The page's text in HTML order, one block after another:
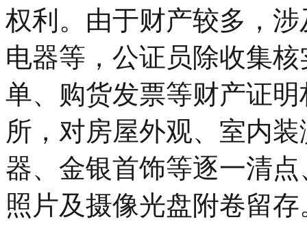
权利。由于财产较多，
电器等，公证员除收集
单、购货发票等财产证
所，对房屋外观、室内
器、金银首饰等逐一清
照片及摄像光盘附卷留